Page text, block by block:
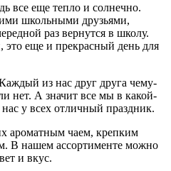
все еще тепло и солнечно.
школьными друзьями,
раз вернутся в школу.
еще и прекрасный день для
из нас друг друга чему-
нет. А значит все мы в какой-
у всех отличный праздник.
ароматным чаем, крепким
В нашем ассортименте можно
и вкус.